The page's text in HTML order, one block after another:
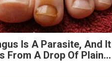
Is A Parasite, And It
From A Drop Of Plain...